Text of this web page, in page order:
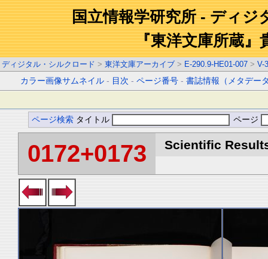
国立情報学研究所 - ディジ
『東洋文庫所蔵』
ディジタル・シルクロード > 東洋文庫アーカイブ > E-290.9-HE01-007 > V-3
カラー画像サムネイル - 目次 -ページ番号 -書誌情報（メタデー
ページ検索 タイトル ページ
0172+0173 Scientific